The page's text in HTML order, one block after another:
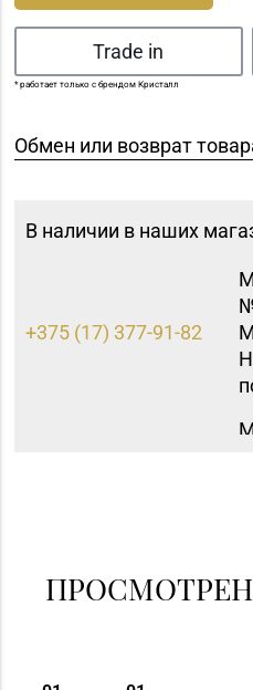
Trade in
* работает только с брендом Кристалл
Обмен или возврат
В наличии в наших
+375 (17) 377-91-82
8 (0232) 31-81-70, 35-